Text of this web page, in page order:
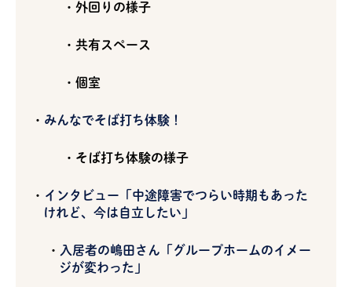
外回りの様子
共有スペース
個室
みんなでそば打ち体験！
そば打ち体験の様子
インタビュー「中途障害でつらい時期もあった
けれど、今は自立したい」
入居者の嶋田さん「グループホームのイメー
ジが変わった」